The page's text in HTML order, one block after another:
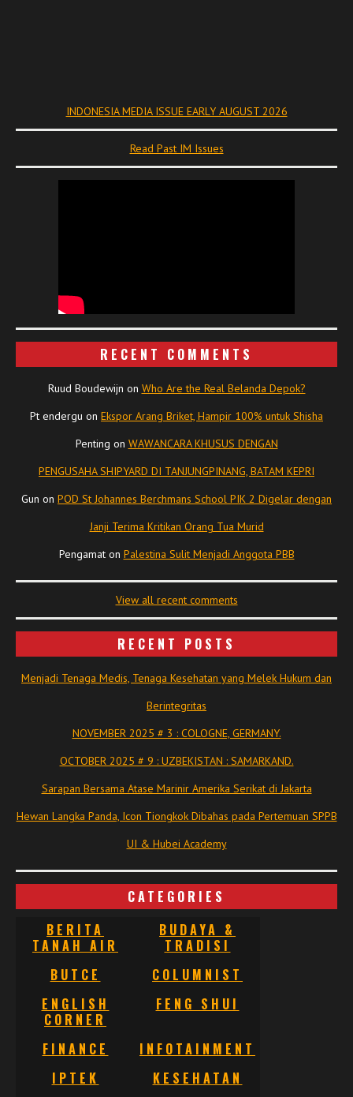
INDONESIA MEDIA ISSUE EARLY AUGUST 2026
Read Past IM Issues
RECENT COMMENTS
Ruud Boudewijn on Who Are the Real Belanda Depok?
Pt endergu on Ekspor Arang Briket, Hampir 100% untuk Shisha
Penting on WAWANCARA KHUSUS DENGAN
PENGUSAHA SHIPYARD DI TANJUNGPINANG, BATAM KEPRI
Gun on POD St Johannes Berchmans School PIK 2 Digelar dengan
Janji Terima Kritikan Orang Tua Murid
Pengamaton Palestina Sulit Menjadi Anggota PBB
View all recent comments
RECENT POSTS
Menjadi Tenaga Medis, Tenaga Kesehatan yang Melek Hukum dan
Berintegritas
NOVEMBER 2025 # 3 : COLOGNE, GERMANY.
OCTOBER 2025 # 9 : UZBEKISTAN : SAMARKAND.
Sarapan Bersama Atase Marinir Amerika Serikat di Jakarta
Hewan Langka Panda, Icon Tiongkok Dibahas pada Pertemuan SPPB
UI & Hubei Academy
CATEGORIES
BERITA
TANAH AIR
BUDAYA &
TRADISI
BUTCE
COLUMNIST
ENGLISH
CORNER
FENG SHUI
FINANCE
INFOTAINMENT
IPTEK
KESEHATAN